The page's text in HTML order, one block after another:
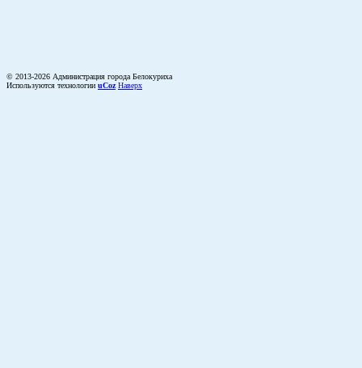
© 2013-2026 Администрация города Белокуриха
Используются технологии uCoz Наверх